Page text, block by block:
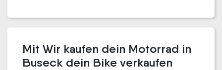
Mit Wir kaufen dein Motorrad in
Buseck dein Bike verkaufen